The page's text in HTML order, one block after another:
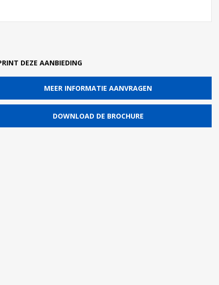
DEZE AANBIEDING
MEER INFORMATIE AANVRAGEN
DOWNLOAD DE BROCHURE